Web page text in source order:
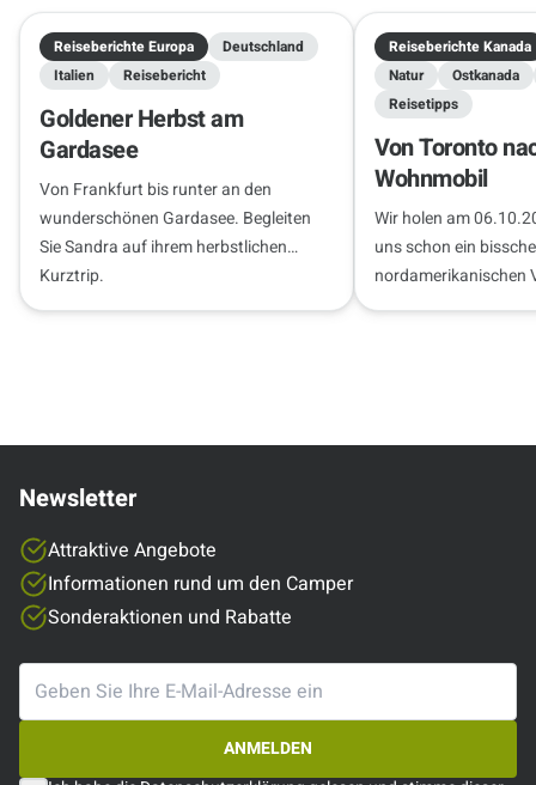
Reiseberichte Europa
Deutschland
Italien
Reisebericht
Goldener Herbst am
Gardasee
Von Frankfurt bis runter an den
wunderschönen Gardasee. Begleiten
Sie Sandra auf ihrem herbstlichen
Kurztrip.
Reiseberichte Kanada
Natur
Ostkanada
Reisetipps
Von Toronto
Wohnmobil
Wir holen am
uns schon ein
nordamerikanischen
haben – wir sind
Newsletter
Attraktive Angebote
Informationen rund um den Camper
Sonderaktionen und Rabatte
ANMELDEN